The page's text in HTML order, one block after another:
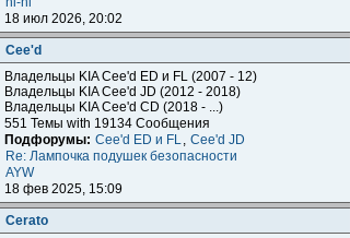
18 июл 2026, 20:02
Cee'd
Владельцы KIA Cee'd ED и FL (2007 - 12)
Владельцы KIA Cee'd JD (2012 - 2018)
Владельцы KIA Cee'd CD (2018 - ...)
551 Темы with 19134 Сообщения
Подфорумы: Cee'd ED и FL, Cee'd JD
Re: Лампочка подушек безопасности
AYW
18 фев 2025, 15:09
Cerato